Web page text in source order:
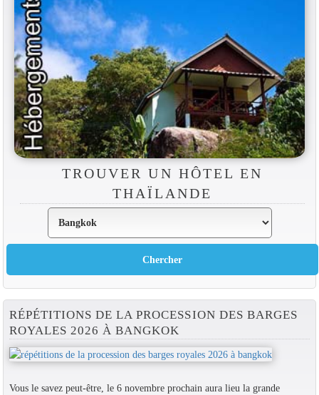
TROUVER UN HÔTEL EN
THAÏLANDE
RÉPÉTITIONS DE LA PROCESSION DES BARGES
ROYALES 2026 À BANGKOK
Vous le savez peut-être, le 6 novembre prochain aura lieu la grande